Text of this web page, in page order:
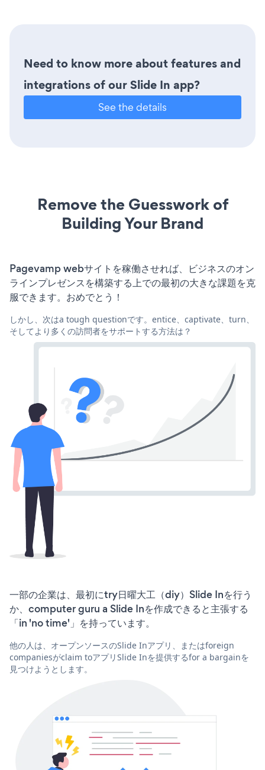
Need to know more about features and
integrations of our Slide In app?
See the details
Remove the Guesswork of
Building Your Brand
Pagevamp webサイトを稼働させれば、ビジネスのオン
ラインプレゼンスを構築する上での最初の大きな課題を克
服できます。おめでとう！
しかし、次はa tough questionです。entice、captivate、turn、
そしてより多くの訪問者をサポートする方法は？
一部の企業は、最初にtry日曜大工（diy）Slide Inを行う
か、computer guru a Slide Inを作成できると主張する
「in 'no time'」を持っています。
他の人は、オープンソースのSlide Inアプリ、またはforeign
companiesがclaim toアプリSlide Inを提供するfor a bargainを
見つけようとします。